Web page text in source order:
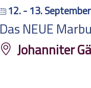
12. - 13.
Das NEUE
Johanniter